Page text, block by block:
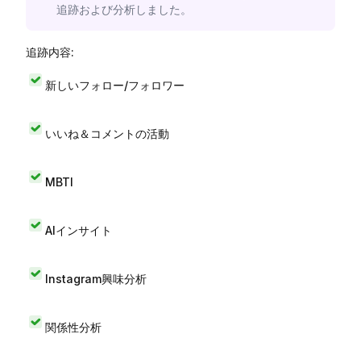
追跡および分析しました。
追跡内容:
新しいフォロー/フォロワー
いいね＆コメントの活動
MBTI
AIインサイト
Instagram興味分析
関係性分析